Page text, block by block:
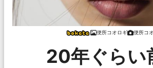
便所コオロギ 便所コ
20年ぐらい